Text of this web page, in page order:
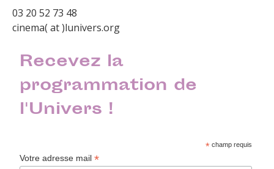
03 20 52 73 48
cinema( at )lunivers.org
Recevez la
programmation de
l'Univers !
* champ requis
Votre adresse mail*